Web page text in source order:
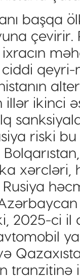
çevirir.
qeyri-
ikinci
riski
2025-ci
tranzitinə